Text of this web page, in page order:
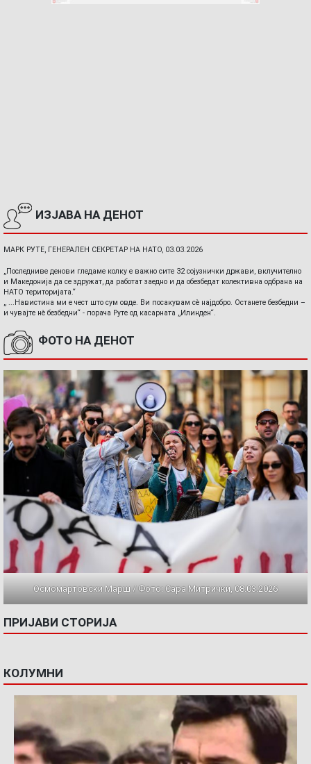
ИЗЈАВА НА ДЕНОТ
МАРК РУТЕ, ГЕНЕРАЛЕН СЕКРЕТАР НА НАТО, 03.03.2026
„Последниве денови гледаме колку е важно сите 32 сојузнички држави, вклучително
и Македонија да се здружат, да работат заедно и да обезбедат колективна одбрана на
НАТО територијата.“
„ ...Навистина ми е чест што сум овде. Ви посакувам сè најдобро. Останете безбедни –
и чувајте нè безбедни“ - порача Руте од касарната „Илинден“.
ФОТО НА ДЕНОТ
Осмомартовски Марш / Фото: Сара Митрички, 08.03.2026
ПРИЈАВИ СТОРИЈА
КОЛУМНИ